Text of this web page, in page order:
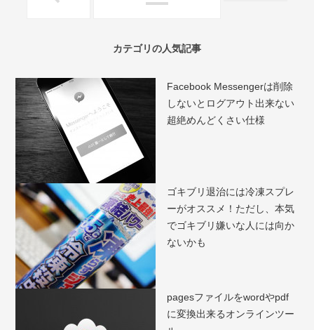
カテゴリの人気記事
Facebook Messengerは削除
しないとログアウト出来ない
超絶めんどくさい仕様
ゴキブリ退治には冷凍スプレ
ーがオススメ！ただし、本気
でゴキブリ嫌いな人には向か
ないかも
pagesファイルをwordやpdf
に変換出来るオンラインツー